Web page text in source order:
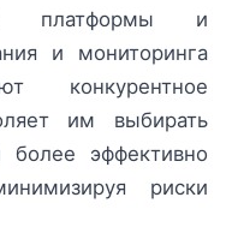
платформы и
и мониторинга
конкурентное
им выбирать
эффективно
риски